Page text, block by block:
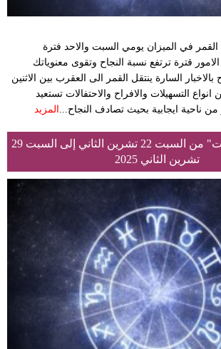
القمر في الميزان يومي السبت والاحد فترة
قترة ترتفع نسبة النجاح وتقوى معنوياتك
السارة ينتقل القمر الى العقرب بين الاثنين
التسهيلات والافراح والاحتفالات تستعيد
ناحية ايجابية بحيث تصادف النجاح... المزيد
توقعات برج "الحوت" من السبت 22 تشرين الثاني إلى السبت 29
تشرين الثاني 2025